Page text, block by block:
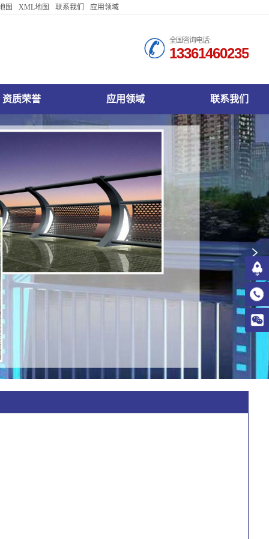
日本語
图 XML地图 联系我们 应用领域
全国咨询电话:
13361460235
质荣誉兴安桥梁护栏公司应用领域兴安桥梁护栏公司联系我们